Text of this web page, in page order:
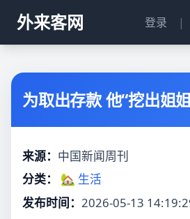
外来客网 登录 |
为取出存款 他“挖出姐
来源： 中国新闻周刊
分类：
🏡 生活
发布时间： 2026-05-13